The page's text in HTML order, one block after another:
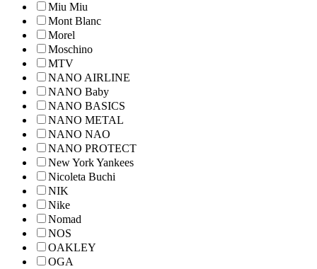
Miu Miu
Mont Blanc
Morel
Moschino
MTV
NANO AIRLINE
NANO Baby
NANO BASICS
NANO METAL
NANO NAO
NANO PROTECT
New York Yankees
Nicoleta Buchi
NIK
Nike
Nomad
NOS
OAKLEY
OGA